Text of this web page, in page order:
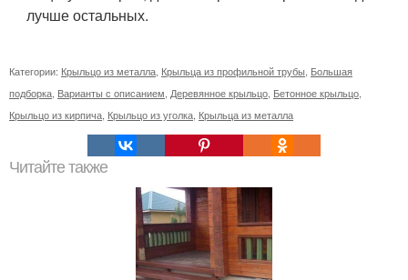
лучше остальных.
Категории: Крыльцо из металла Крыльца из профильной трубы Большая
подборка Варианты с описанием Деревянное крыльцо Бетонное крыльцо
Крыльцо из кирпича Крыльцо из уголка Крыльца из металла
Читайте также